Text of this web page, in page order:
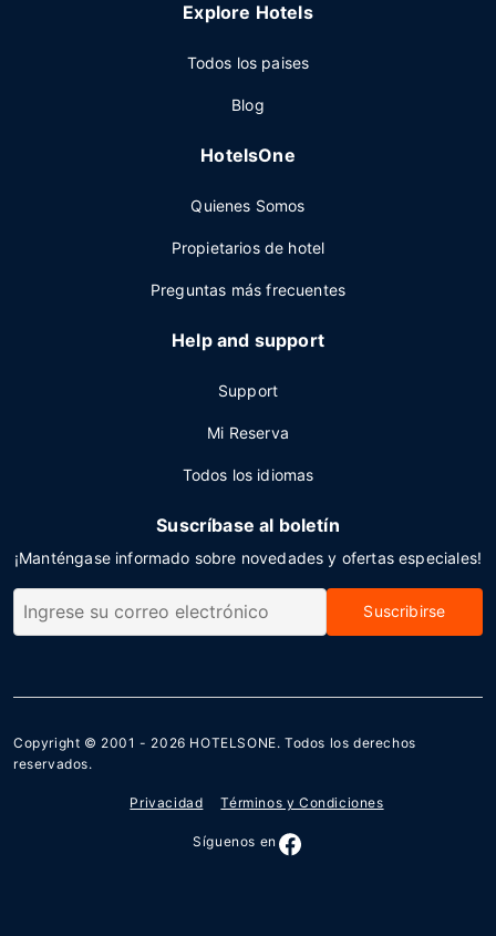
Explore Hotels
Todos los paises
Blog
HotelsOne
Quienes Somos
Propietarios de hotel
Preguntas más frecuentes
Help and support
Support
Mi Reserva
Todos los idiomas
Suscríbase al boletín
¡Manténgase informado sobre novedades y ofertas especiales!
Suscribirse
Copyright © 2001 - 2026 HOTELSONE. Todos los derechos
reservados.
Privacidad Términos y Condiciones
Síguenos en